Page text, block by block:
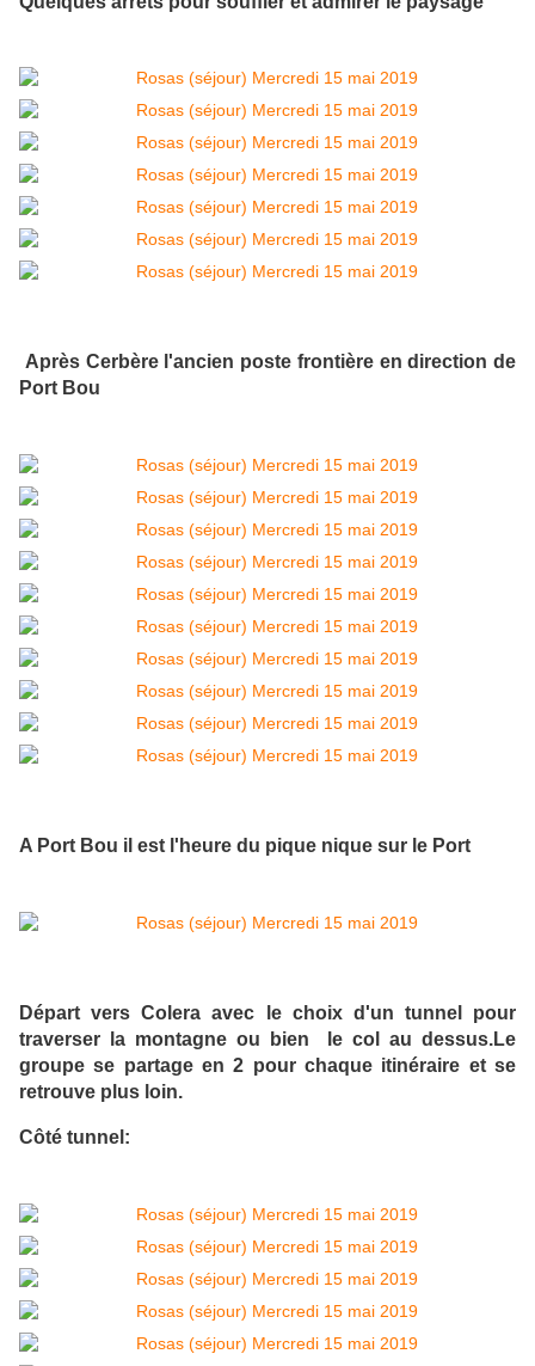
Après Cerbère l'ancien poste frontière en direction de
Port Bou
A Port Bou il est l'heure du pique nique sur le Port
Départ vers Colera avec le choix d'un tunnel pour
traverser la montagne ou bien le col au dessus.Le
groupe se partage en 2 pour chaque itinéraire et se
retrouve plus loin.
Côté tunnel: